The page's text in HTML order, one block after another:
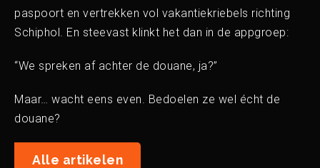
paspoort en vertrekken vol vakantiekriebels richting
Schiphol. En steevast klinkt het dan in de appgroep:
“We spreken af achter de douane, ja?”
Maar… wacht eens even. Bedoelen ze wel écht de
douane?
Alle artikelen